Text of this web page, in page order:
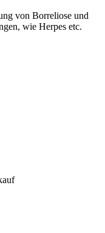
von Borreliose und
wie Herpes etc.